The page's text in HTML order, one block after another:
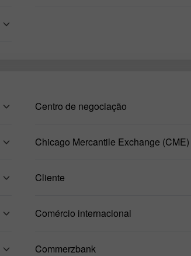
Centro de negociação
Chicago Mercantile Exchange (CME)
Cliente
Comércio internacional
Commerzbank
Conta